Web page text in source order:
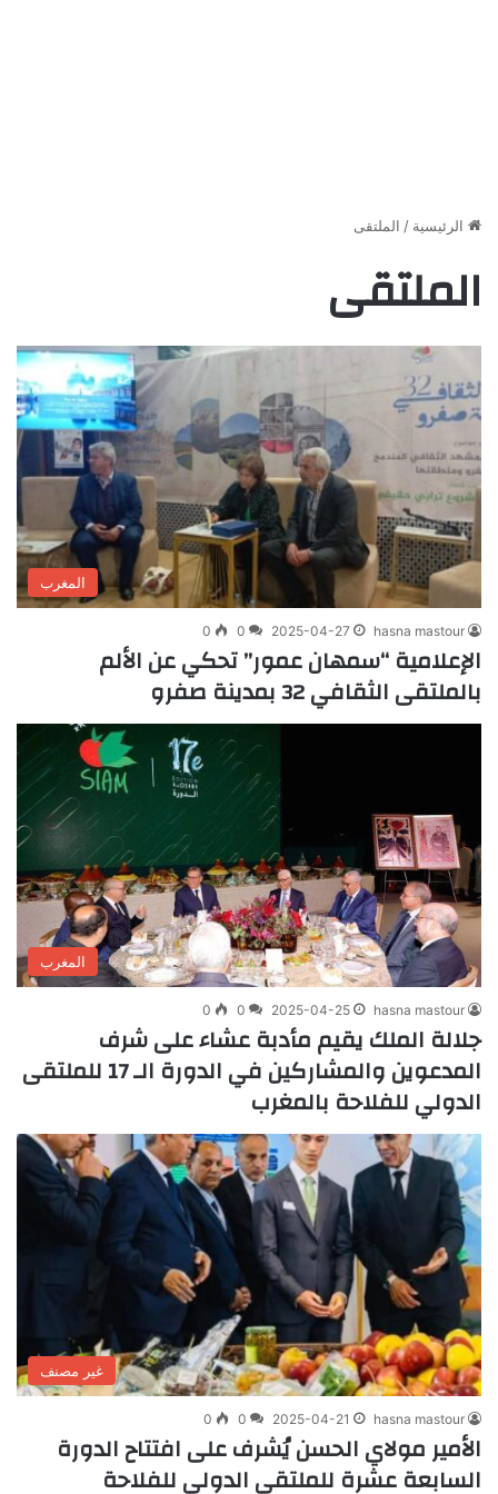
الرئيسية / الملتقى
الملتقى
المغرب
hasna mastour
2025-04-27
0
0
الإعلامية “سمهان عمور” تحكي عن الألم
بالملتقى الثقافي 32 بمدينة صفرو
المغرب
hasna mastour
2025-04-25
0
0
جلالة الملك يقيم مأدبة عشاء على شرف
المدعوين والمشاركين في الدورة الـ 17 للملتقى
الدولي للفلاحة بالمغرب
غير مصنف
hasna mastour
2025-04-21
0
0
الأمير مولاي الحسن يُشرف على افتتاح الدورة
السابعة عشرة للملتقى الدولي للفلاحة